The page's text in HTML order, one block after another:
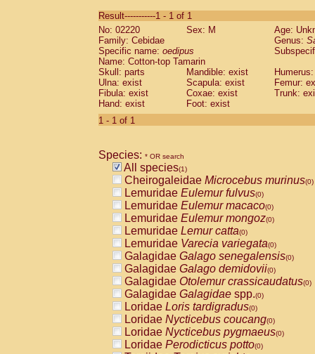
CebidaeSaguinus labiatus(0)
Cebidae Saguinus leucopus (0)
Cebidae
CebidaeSaguinus mystax
Cebidae Saguinus nigricollis (0)
Cebidae Saguinus oedipus
Cebidae Saguinus weddelli
Cebidae Saguinusspp.
Cebidae
CebidaeCebus capucinus
CebidaeCebus nigrivittatus
CebidaeCebus spp.(0)
CebidaeSaimiri boliviensis(0)
CebidaeSaimiri sciureus(0)
AtelidaeAlouatta caraya(0)
AtelidaeAlouatta fusca(0)
AtelidaeAlouatta seniculus(0)
AtelidaeAlouattaspp.(0)
AtelidaeAteles belzebuth(0)
AtelidaeAteles geoffroyi(0)
AtelidaeAteles paniscus(0)
AtelidaeAtelesspp.(0)
AtelidaeLagothrix lagothricha(0)
AtelidaeLagothrix lagothricha cana
PitheciidaeCacajao calvus
Result-----------1 - 1 of 1
No: 02220
Sex: M
Age:
Family: Cebidae
Genus:
Specific name: oedipus
Name: Cotton-top Tamarin
Skull: parts
Mandible: exist
Ulna: exist
Scapula: exist
Femur:
Fibula: exist
Coxae: exist
Trunk:
Hand: exist
Foot: exist
1 - 1 of 1
Species: * OR search
All species(1)
Cheirogaleidae Microcebus murinus(0)
Lemuridae Eulemur fulvus(0)
Lemuridae Eulemur macaco(0)
Lemuridae Eulemur mongoz(0)
Lemuridae Lemur catta(0)
Lemuridae Varecia variegata(0)
Galagidae Galago senegalensis(0)
Galagidae Galago demidovii(0)
Galagidae Otolemur crassicaudatus(0)
Galagidae Galagidae spp.(0)
Loridae Loris tardigradus(0)
Loridae Nycticebus coucang(0)
Loridae Nycticebus pygmaeus(0)
Loridae Perodicticus potto(0)